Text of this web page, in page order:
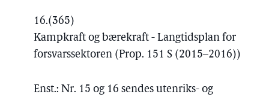
16.(365)
Kampkraft og bærekraft - Langtidsplan for
forsvarssektoren (Prop. 151 S (2015–2016))
Enst.: Nr. 15 og 16 sendes utenriks- og